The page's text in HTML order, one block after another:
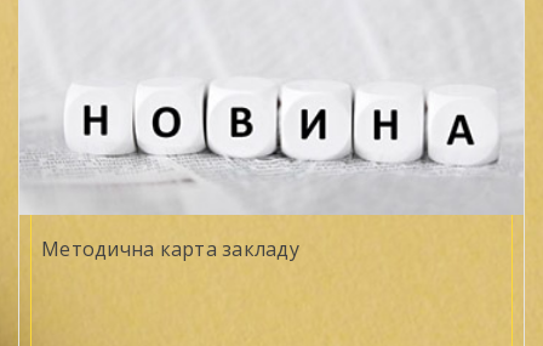
Методична карта закладу